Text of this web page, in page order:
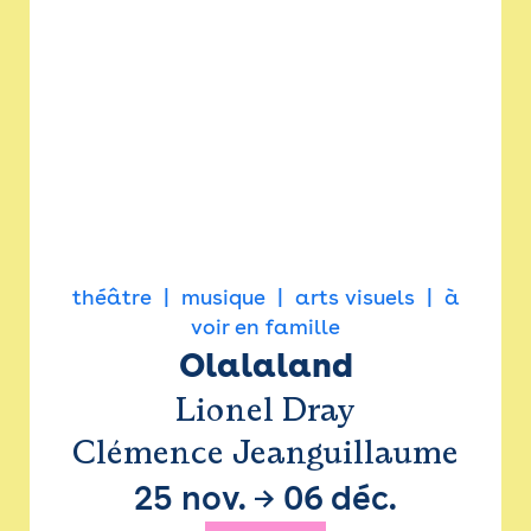
théâtre musique arts visuels
à
voir en famille
Olalaland
Lionel Dray
Clémence Jeanguillaume
25 nov. → 06 déc.